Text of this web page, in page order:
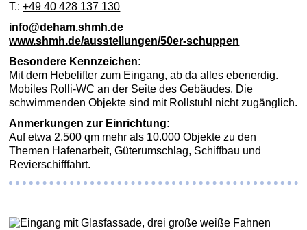
T.:+49 40 428 137 130
info@deham.shmh.de
www.shmh.de/ausstellungen/50er-schuppen
Besondere Kennzeichen:
Mit dem Hebelifter zum Eingang, ab da alles ebenerdig.
Mobiles Rolli-WC an der Seite des Gebäudes. Die
schwimmenden Objekte sind mit Rollstuhl nicht zugänglich.
Anmerkungen zur Einrichtung:
Auf etwa 2.500 qm mehr als 10.000 Objekte zu den
Themen Hafenarbeit, Güterumschlag, Schiffbau und
Revierschifffahrt.